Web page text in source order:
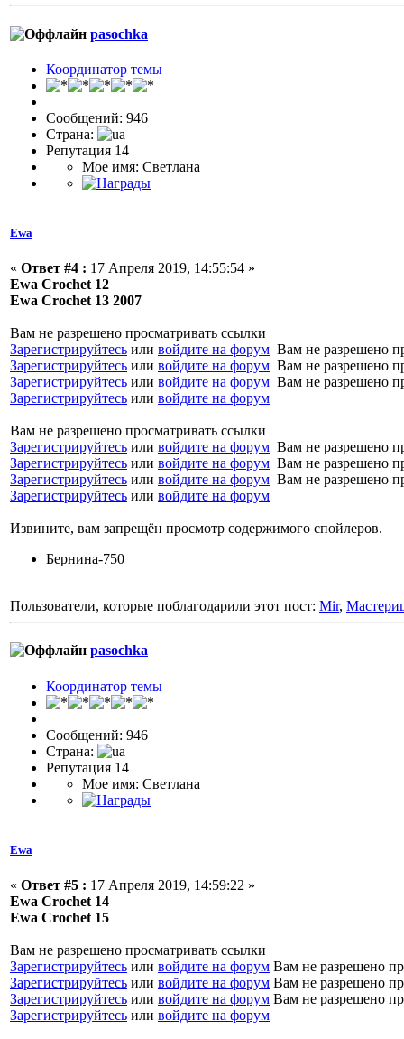
pasochka
Координатор темы
Сообщений: 946
Страна:
Репутация 14
Мое имя: Светлана
Ewa
« Ответ #4 : 17 Апреля 2019, 14:55:54 »
Ewa Crochet 12
Ewa Crochet 13 2007
Вам не разрешено просматривать ссылки
Зарегистрируйтесь или войдите на форум Вам не разрешено
Зарегистрируйтесь или войдите на форум Вам не разрешено
Зарегистрируйтесь или войдите на форум Вам не разрешено
Зарегистрируйтесь или войдите на форум
Вам не разрешено просматривать ссылки
Зарегистрируйтесь или войдите на форум Вам не разрешено
Зарегистрируйтесь или войдите на форум Вам не разрешено
Зарегистрируйтесь или войдите на форум Вам не разрешено
Зарегистрируйтесь или войдите на форум
Извините, вам запрещён просмотр содержимого спойлеров.
Бернина-750
Пользователи, которые поблагодарили этот пост: Mir,
pasochka
Координатор темы
Сообщений: 946
Страна:
Репутация 14
Мое имя: Светлана
Ewa
« Ответ #5 : 17 Апреля 2019, 14:59:22 »
Ewa Crochet 14
Ewa Crochet 15
Вам не разрешено просматривать ссылки
Зарегистрируйтесь или войдите на форум Вам не разрешено
Зарегистрируйтесь или войдите на форум Вам не разрешено
Зарегистрируйтесь или войдите на форум Вам не разрешено
Зарегистрируйтесь или войдите на форум